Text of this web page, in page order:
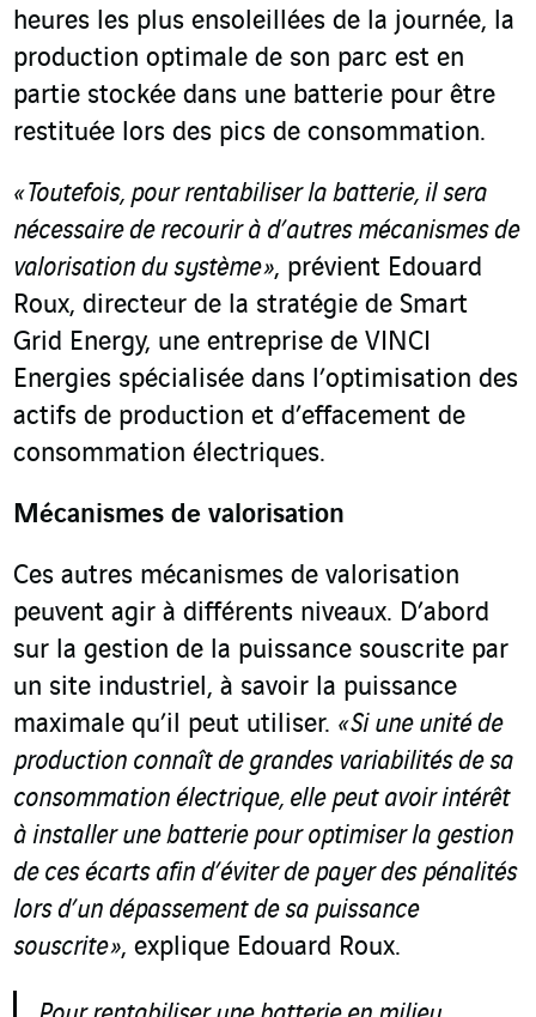
heures les plus ensoleillées de la journée, la
production optimale de son parc est en
partie stockée dans une batterie pour être
restituée lors des pics de consommation.
« Toutefois, pour rentabiliser la batterie, il sera
nécessaire de recourir à d’autres mécanismes de
valorisation du système », prévient Edouard
Roux, directeur de la stratégie de Smart
Grid Energy, une entreprise de VINCI
Energies spécialisée dans l’optimisation des
actifs de production et d’effacement de
consommation électriques.
Mécanismes de valorisation
Ces autres mécanismes de valorisation
peuvent agir à différents niveaux. D’abord
sur la gestion de la puissance souscrite par
un site industriel, à savoir la puissance
maximale qu’il peut utiliser. « Si une unité de
production connaît de grandes variabilités de sa
consommation électrique, elle peut avoir intérêt
à installer une batterie pour optimiser la gestion
de ces écarts afin d’éviter de payer des pénalités
lors d’un dépassement de sa puissance
souscrite », explique Edouard Roux.